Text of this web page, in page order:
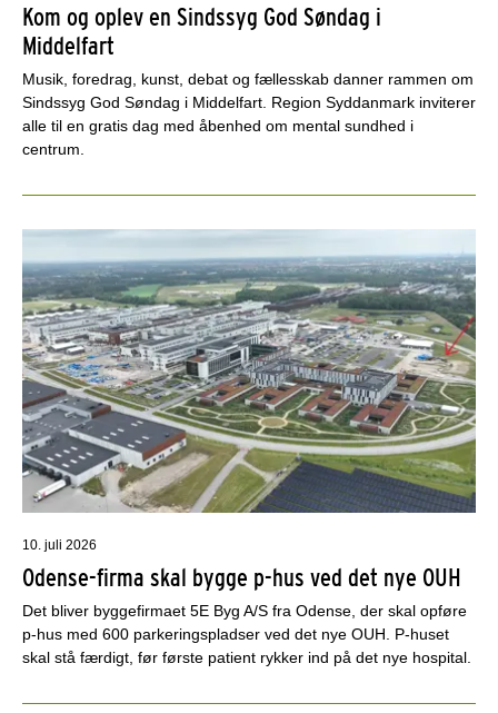
Kom og oplev en Sindssyg God Søndag i
Middelfart
Musik, foredrag, kunst, debat og fællesskab danner rammen om
Sindssyg God Søndag i Middelfart. Region Syddanmark inviterer
alle til en gratis dag med åbenhed om mental sundhed i
centrum.
10. juli 2026
Odense-firma skal bygge p-hus ved det nye OUH
Det bliver byggefirmaet 5E Byg A/S fra Odense, der skal opføre
p-hus med 600 parkeringspladser ved det nye OUH. P-huset
skal stå færdigt, før første patient rykker ind på det nye hospital.